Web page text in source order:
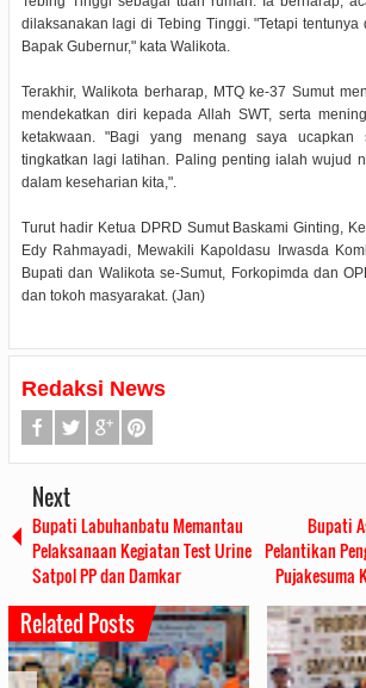
dilaksanakan lagi di Tebing Tinggi. "Tetapi tentunya
Bapak Gubernur," kata Walikota.
Terakhir, Walikota berharap, MTQ ke-37 Sumut
mendekatkan diri kepada Allah SWT, serta
ketakwaan. "Bagi yang menang saya ucapkan
tingkatkan lagi latihan. Paling penting ialah wujud
dalam keseharian kita,".
Turut hadir Ketua DPRD Sumut Baskami Ginting,
Edy Rahmayadi, Mewakili Kapoldasu Irwasda
Bupati dan Walikota se-Sumut, Forkopimda dan
dan tokoh masyarakat. (Jan)
Redaksi News
Next
Bupati Labuhanbatu Memantau
Pelaksanaan Kegiatan Test Urine
Satpol PP dan Damkar
Bupati
Pelantikan
Pujakesuma
Related Posts